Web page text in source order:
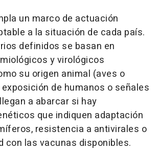
un marco de actuación
a la situación de cada país.
definidos se basan en
y virológicos
su origen animal (aves o
de humanos o señales
a abarcar si hay
que indiquen adaptación
resistencia a antivirales o
con las vacunas disponibles.